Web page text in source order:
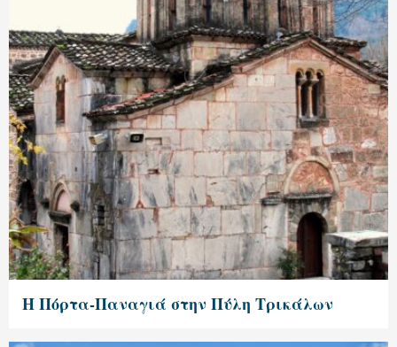
Η Πόρτα-Παναγιά στην Πύλη Τρικάλων